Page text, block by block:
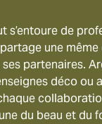
s’entoure de
une
partenaires.
déco ou
du beau et du